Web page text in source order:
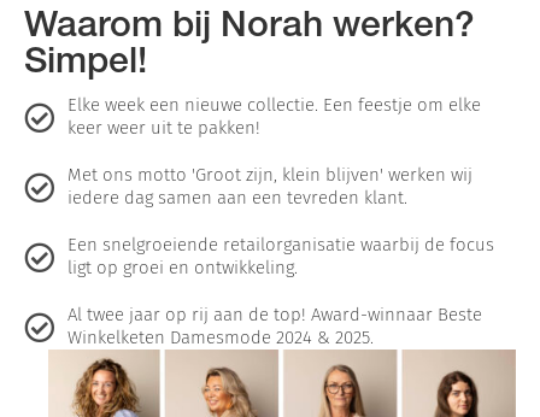
Waarom bij Norah werken?
Simpel!
Elke week een nieuwe collectie. Een feestje om elke
keer weer uit te pakken!
Met ons motto 'Groot zijn, klein blijven' werken wij
iedere dag samen aan een tevreden klant.
Een snelgroeiende retailorganisatie waarbij de focus
ligt op groei en ontwikkeling.
Al twee jaar op rij aan de top! Award-winnaar Beste
Winkelketen Damesmode 2024 & 2025.